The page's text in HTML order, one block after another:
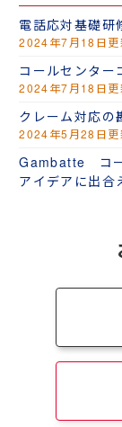
電話応対基礎研
2024年7月18日更
コールセンター
2024年7月18日更
クレーム対応の
2024年5月28日更
Gambatte コー
アイデアに出合